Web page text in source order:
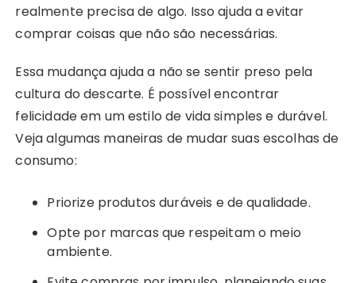
realmente precisa de algo. Isso ajuda a evitar
comprar coisas que não são necessárias.
Essa mudança ajuda a não se sentir preso pela
cultura do descarte. É possível encontrar
felicidade em um estilo de vida simples e durável.
Veja algumas maneiras de mudar suas escolhas de
consumo:
Priorize produtos duráveis e de qualidade.
Opte por marcas que respeitam o meio
ambiente.